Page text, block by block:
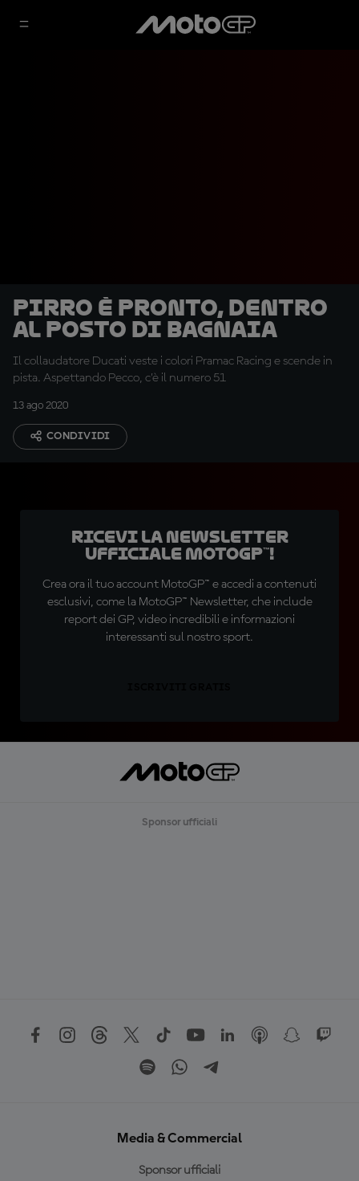
Pirro è pronto, dentro
al posto di Bagnaia
Il collaudatore Ducati veste i colori Pramac Racing e scende in
pista. Aspettando Pecco, c’è il numero 51
13 ago 2020
CONDIVIDI
Ricevi la newsletter
ufficiale MotoGP™!
Crea ora il tuo account MotoGP™ e accedi a contenuti
esclusivi, come la MotoGP™ Newsletter, che include
report dei GP, video incredibili e informazioni
interessanti sul nostro sport.
Sponsor ufficiali
Media & Commercial
Sponsor ufficiali